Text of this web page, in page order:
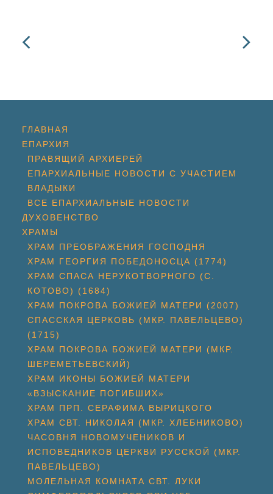
ГЛАВНАЯ
ЕПАРХИЯ
ПРАВЯЩИЙ АРХИЕРЕЙ
ЕПАРХИАЛЬНЫЕ НОВОСТИ С УЧАСТИЕМ
ВЛАДЫКИ
ВСЕ ЕПАРХИАЛЬНЫЕ НОВОСТИ
ДУХОВЕНСТВО
ХРАМЫ
ХРАМ ПРЕОБРАЖЕНИЯ ГОСПОДНЯ
ХРАМ ГЕОРГИЯ ПОБЕДОНОСЦА (1774)
ХРАМ СПАСА НЕРУКОТВОРНОГО (С.
КОТОВО) (1684)
ХРАМ ПОКРОВА БОЖИЕЙ МАТЕРИ (2007)
СПАССКАЯ ЦЕРКОВЬ (МКР. ПАВЕЛЬЦЕВО)
(1715)
ХРАМ ПОКРОВА БОЖИЕЙ МАТЕРИ (МКР.
ШЕРЕМЕТЬЕВСКИЙ)
ХРАМ ИКОНЫ БОЖИЕЙ МАТЕРИ
«ВЗЫСКАНИЕ ПОГИБШИХ»
ХРАМ ПРП. СЕРАФИМА ВЫРИЦКОГО
ХРАМ СВТ. НИКОЛАЯ (МКР. ХЛЕБНИКОВО)
ЧАСОВНЯ НОВОМУЧЕНИКОВ И
ИСПОВЕДНИКОВ ЦЕРКВИ РУССКОЙ (МКР.
ПАВЕЛЬЦЕВО)
МОЛЕЛЬНАЯ КОМНАТА СВТ. ЛУКИ